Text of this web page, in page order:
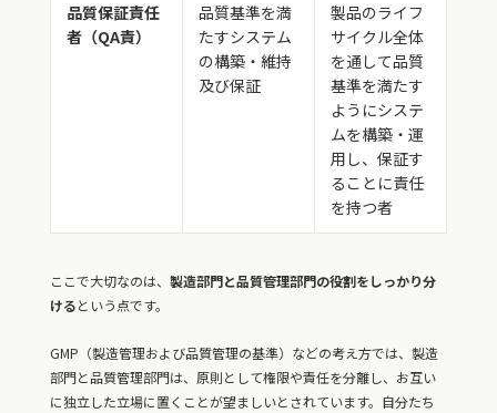
品質保証責任
者（QA責）
品質基準を満
たすシステム
の構築・維持
及び保証
製品のライフ
サイクル全体
を通して品質
基準を満たす
ようにシステ
ムを構築・運
用し、保証す
ることに責任
を持つ者
ここで大切なのは、 製造部門と品質管理部門の役割をしっかり分
けるという点です。
GMP（製造管理および品質管理の基準）などの考え方では、製造
部門と品質管理部門は、原則として権限や責任を分離し、お互い
に独立した立場に置くことが望ましいとされています。自分たち